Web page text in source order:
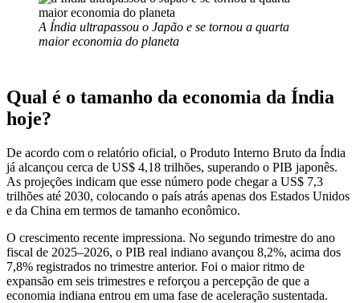
A Índia ultrapassou o Japão e se tornou a quarta
maior economia do planeta
Qual é o tamanho da economia da Índia
hoje?
De acordo com o relatório oficial, o Produto Interno Bruto da Índia
já alcançou cerca de US$ 4,18 trilhões, superando o PIB japonês.
As projeções indicam que esse número pode chegar a US$ 7,3
trilhões até 2030, colocando o país atrás apenas dos Estados Unidos
e da China em termos de tamanho econômico.
O crescimento recente impressiona. No segundo trimestre do ano
fiscal de 2025–2026, o PIB real indiano avançou 8,2%, acima dos
7,8% registrados no trimestre anterior. Foi o maior ritmo de
expansão em seis trimestres e reforçou a percepção de que a
economia indiana entrou em uma fase de aceleração sustentada.